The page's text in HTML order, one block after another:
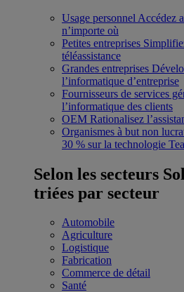
Usage personnel Accédez
n’importe où
Petites entreprises
téléassistance
Grandes entreprises
l’informatique d’entreprise
Fournisseurs de services
l’informatique des clients
OEM Rationalisez
Organismes à but non
30 % sur la technologie
Selon les secteurs
triées par secteur
Automobile
Agriculture
Logistique
Fabrication
Commerce de détail
Santé